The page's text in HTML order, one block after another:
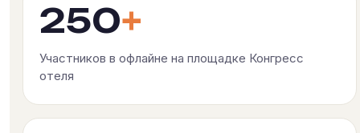
250+
Участников в офлайне на площадке Конгресс
отеля